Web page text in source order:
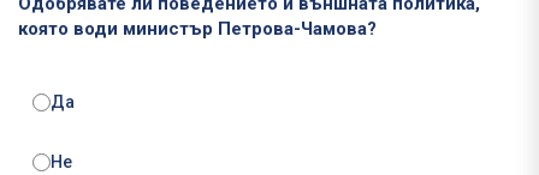
която води министър Петрова-Чамова?
Да
Не